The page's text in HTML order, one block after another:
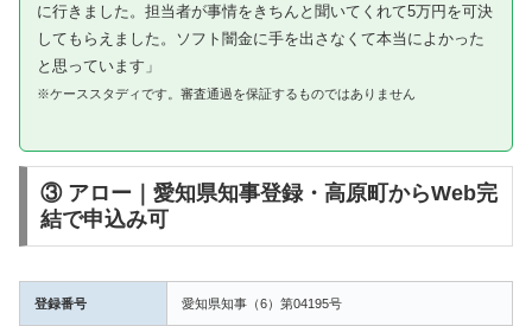
に行きました。担当者が事情をきちんと聞いてくれて5万円を可決
してもらえました。ソフト闇金に手を出さなくて本当によかった
と思っています」
※ケーススタディです。審査通過を保証するものではありません
③ アロー｜愛知県知事登録・高原町からWeb完
結で申込み可
登録番号 愛知県知事（6）第04195号